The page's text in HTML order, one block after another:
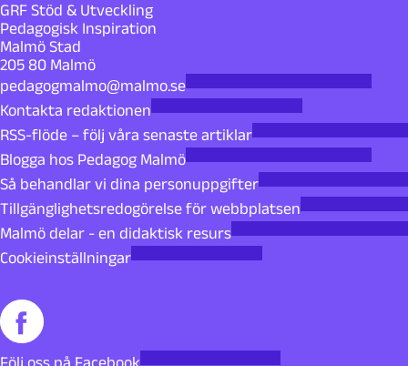
GRF Stöd & Utveckling
Pedagogisk Inspiration
Malmö Stad
205 80 Malmö
pedagogmalmo@malmo.se
Kontakta redaktionen
RSS-flöde – följ våra senaste artiklar
Blogga hos Pedagog Malmö
Så behandlar vi dina personuppgifter
Tillgänglighetsredogörelse för webbplatsen
Malmö delar - en didaktisk resurs
Cookieinställningar
Följ oss på Facebook